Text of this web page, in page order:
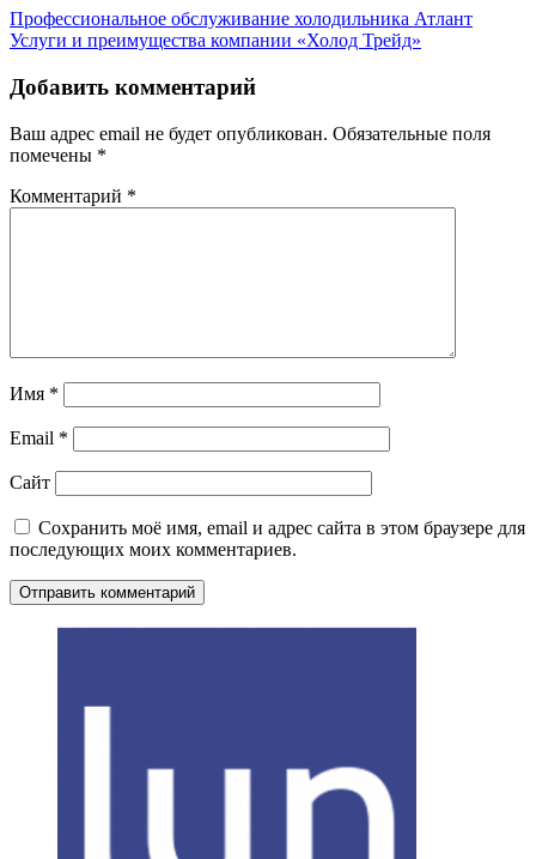
Профессиональное обслуживание холодильника Атлант
Услуги и преимущества компании «Холод Трейд»
Добавить комментарий
Ваш адрес email не будет опубликован. Обязательные поля
помечены *
Комментарий *
Имя *
Email *
Сайт
Сохранить моё имя, email и адрес сайта в этом браузере для
последующих моих комментариев.